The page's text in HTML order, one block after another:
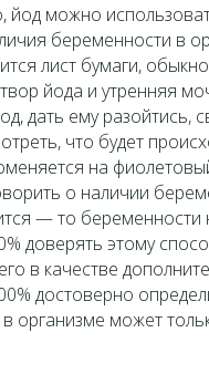
йод можно
беременности в
лист бумаги,
йода и утренняя
дать ему разойтись,
что будет
на
о наличии
— то беременности
доверять этому
в качестве
достоверно
организме может